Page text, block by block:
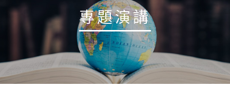
專題演講